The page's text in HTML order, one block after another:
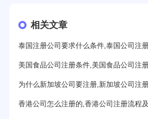
19分钟前用户提问：
21分钟前用户提问：注册塞舌尔公司
23分钟前用户提问：注册英国公司需
25分钟前用户提问：塞浦路斯注册公
27分钟前用户提问：注册BVI公司所需
相关文章
泰国注册公司要求什么条件,泰国公司注
美国食品公司注册条件,美国食品公司注
为什么新加坡公司要注册,新加坡公司注
香港公司怎么注册的,香港公司注册流程